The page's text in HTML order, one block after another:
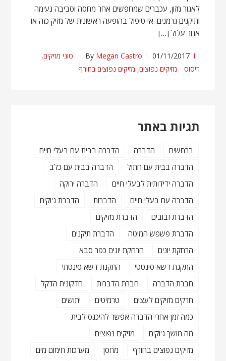
לאגור מזון, עכברים שמחפשים אחר מחסה וסביבה נעימה
ותיקנים גרמנים. אי טיפול בהופעה ראשונית של מזיק כזה או
אחר עלול […]
01/11/2017
By Megan Castro סוגי מזיקים,
ריסוס
מזיקים נפוצים, מזיקים נפוצים בחורף
תגיות באתר
ברחשים הדברה
הדברה בבית עם בעלי חיים
הדברה בבית עם חתול
הדברה בבית עם כלב
הדברה ידידותית לבעלי חיים
הדברה ירוקה
הדברה עם בעלי חיים
הדברות
הדברת ג'וקים
הדברת זבובים
הדברת מזיקים
הדברת פשפש המיטה
הדברת תיקנים
הרחקת יונים
הרחקת יונים כפר סבא
התקנת דשא סינטטי
התקנת דשא סינטתי
חברת הדברה
חברת הדברות
חדקונית הדקל
חרקים מזיקים לעצים
טרמיטים
יתושים
כמה זמן אחרי הדברה אפשר להיכנס לבית
מה מושך ג'וקים
מזיקים נפוצים
מזיקים נפוצים בחורף
מחסן
מערכות חימום מים